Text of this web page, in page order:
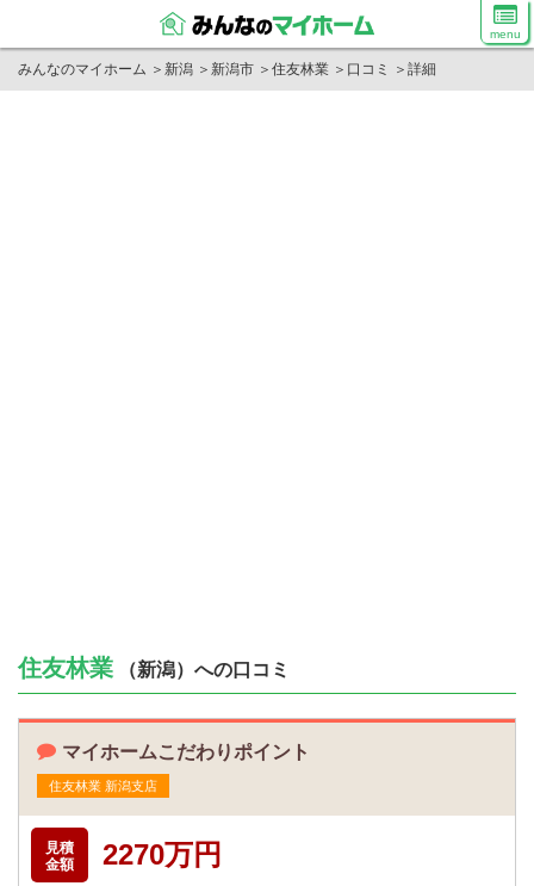
menu
みんなのマイホーム ＞ 新潟 ＞ 新潟市 ＞ 住友林業 ＞ 口コミ ＞ 詳細
住友林業 （新潟）への口コミ
マイホームこだわりポイント
住友林業 新潟支店
見積
金額
2270万円